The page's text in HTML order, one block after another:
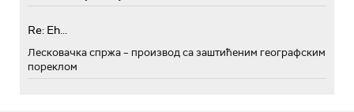
Re: Eh...
Лесковачка спржа – производ са заштићеним географским
пореклом